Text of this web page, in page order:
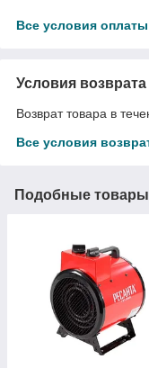
Все условия оплаты
Условия возврата
Возврат товара в
Все условия
Подобные